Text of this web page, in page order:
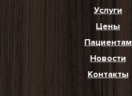
Услуги
Цены
Пациентам
Новости
Контакты